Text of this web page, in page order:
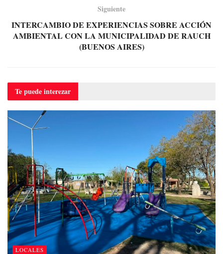
Siguiente
INTERCAMBIO DE EXPERIENCIAS SOBRE ACCIÓN
AMBIENTAL CON LA MUNICIPALIDAD DE RAUCH
(BUENOS AIRES)
Te puedeinterezar
LOCALES